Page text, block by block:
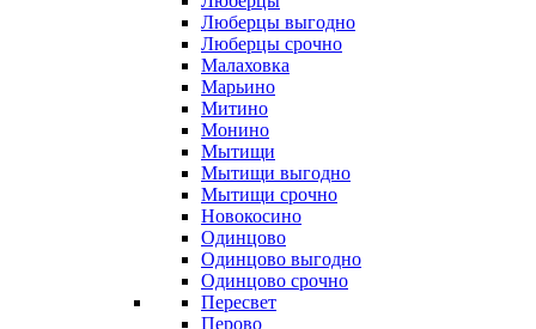
Люберцы выгодно
Люберцы срочно
Малаховка
Марьино
Митино
Монино
Мытищи
Мытищи выгодно
Мытищи срочно
Новокосино
Одинцово
Одинцово выгодно
Одинцово срочно
Пересвет
Перово